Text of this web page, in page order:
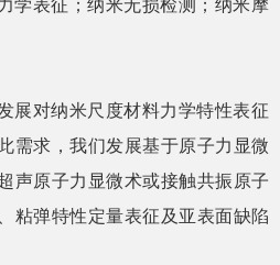
学表征；纳米无损检测；纳米摩
展对纳米尺度材料力学特性表征
需求，我们发展基于原子力显微
声原子力显微术或接触共振原子
粘弹特性定量表征及亚表面缺陷